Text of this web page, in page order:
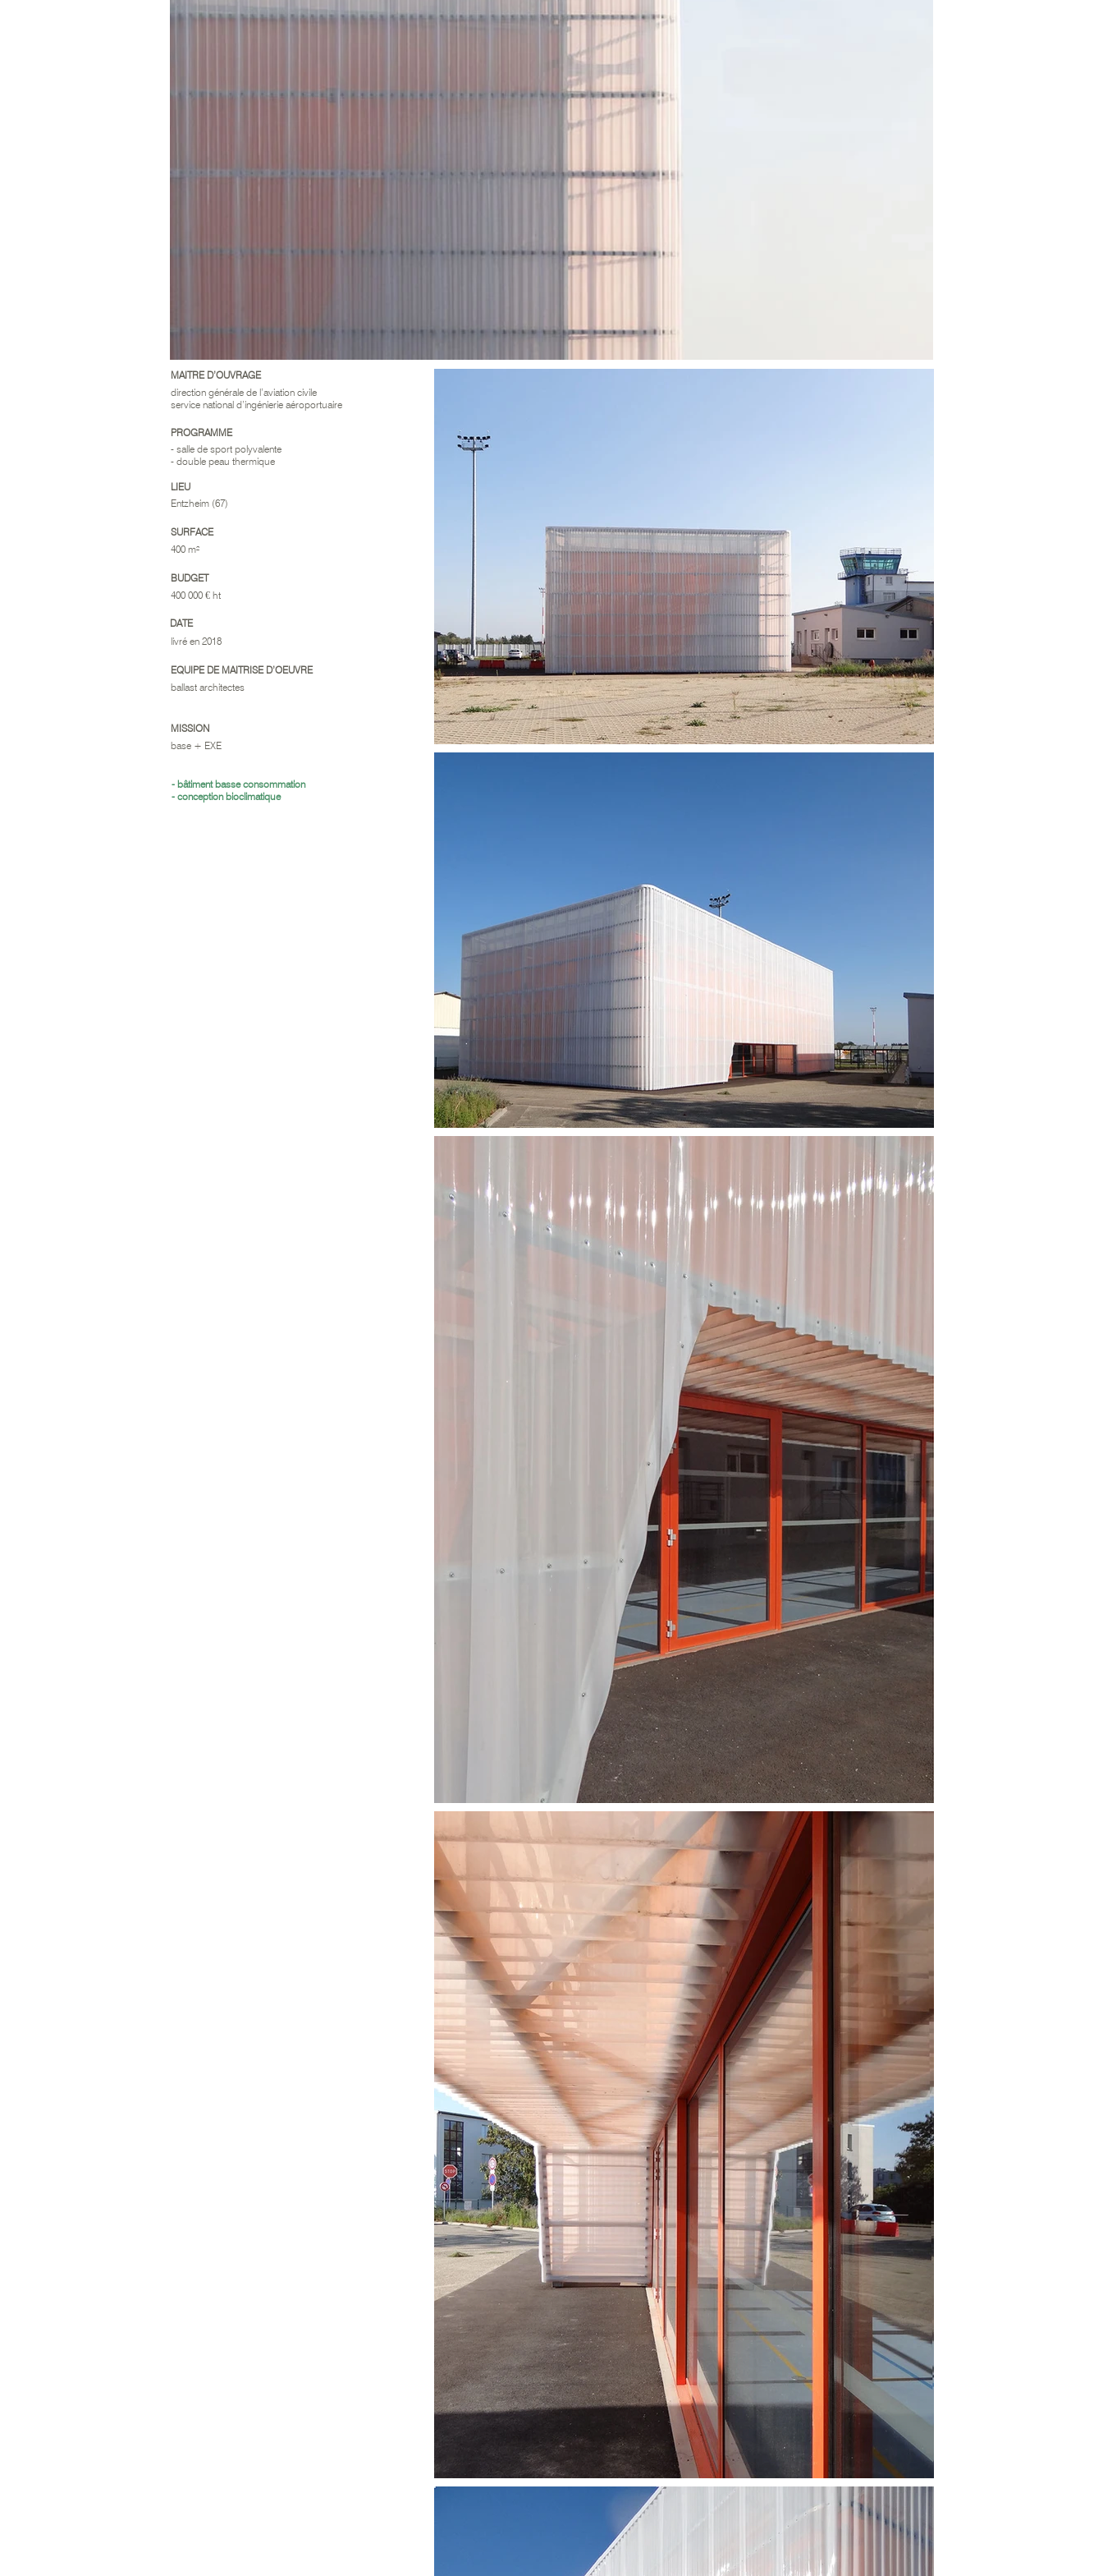
MAITRE D’OUVRAGE
direction générale de l’aviation civile
service national d’ingénierie aéroportuaire
PROGRAMME
- salle de sport polyvalente
- double peau thermique
LIEU
Entzheim (67)
SURFACE
400 m²
BUDGET
400 000 € ht
DATE
livré en 2018
EQUIPE DE MAITRISE D’OEUVRE
ballast architectes
MISSION
base + EXE
- bâtiment basse consommation
- conception bioclimatique